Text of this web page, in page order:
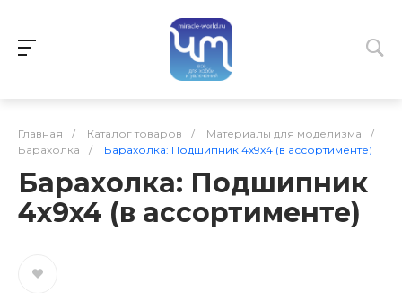
Главная / Каталог товаров / Материалы для моделизма
/
Барахолка
/ Барахолка: Подшипник 4x9x4 (в ассортименте)
Барахолка: Подшипник
4x9x4 (в ассортименте)